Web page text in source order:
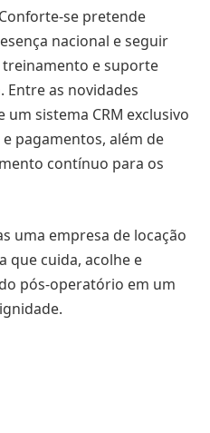
se pretende
nacional e seguir
e suporte
Entre as novidades
um sistema CRM exclusivo
pagamentos, além de
contínuo para os
uma empresa de locação
que cuida, acolhe e
pós-operatório em um